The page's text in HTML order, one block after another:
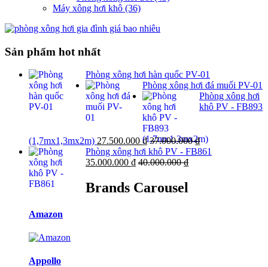
Máy xông hơi khô (36)
Sản phẩm hot nhất
Phòng xông hơi hàn quốc PV-01
Phòng xông hơi đá muối PV-01
Phòng xông hơi
khô PV - FB893
(1,7mx1,3mx2m) 27.500.000 ₫ 37.000.000₫
Phòng xông hơi khô PV - FB861
35.000.000 ₫ 40.000.000₫
Brands Carousel
Amazon
Appollo